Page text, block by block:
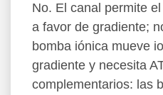
No. El canal permite
a favor de gradiente;
bomba iónica mueve
gradiente y necesita
complementarios: las